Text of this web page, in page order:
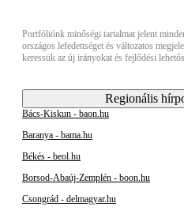
Portfóliónk minőségi tartalmat jelent
országos lefedettséget és változatos
keressük az új irányokat és fejlődési
Regionális
Bács-Kiskun - baon.hu
Baranya - bama.hu
Békés - beol.hu
Borsod-Abaúj-Zemplén - boon.hu
Csongrád - delmagyar.hu